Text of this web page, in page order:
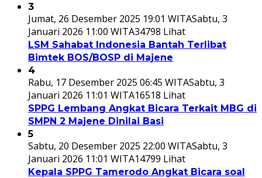
3
Jumat, 26 Desember 2025 19:01 WITASabtu, 3
Januari 2026 11:00 WITA34798 Lihat
LSM Sahabat Indonesia Bantah Terlibat
Bimtek BOS/BOSP di Majene
4
Rabu, 17 Desember 2025 06:45 WITASabtu, 3
Januari 2026 11:01 WITA16518 Lihat
SPPG Lembang Angkat Bicara Terkait MBG di
SMPN 2 Majene Dinilai Basi
5
Sabtu, 20 Desember 2025 22:00 WITASabtu, 3
Januari 2026 11:01 WITA14799 Lihat
Kepala SPPG Tamerodo Angkat Bicara soal